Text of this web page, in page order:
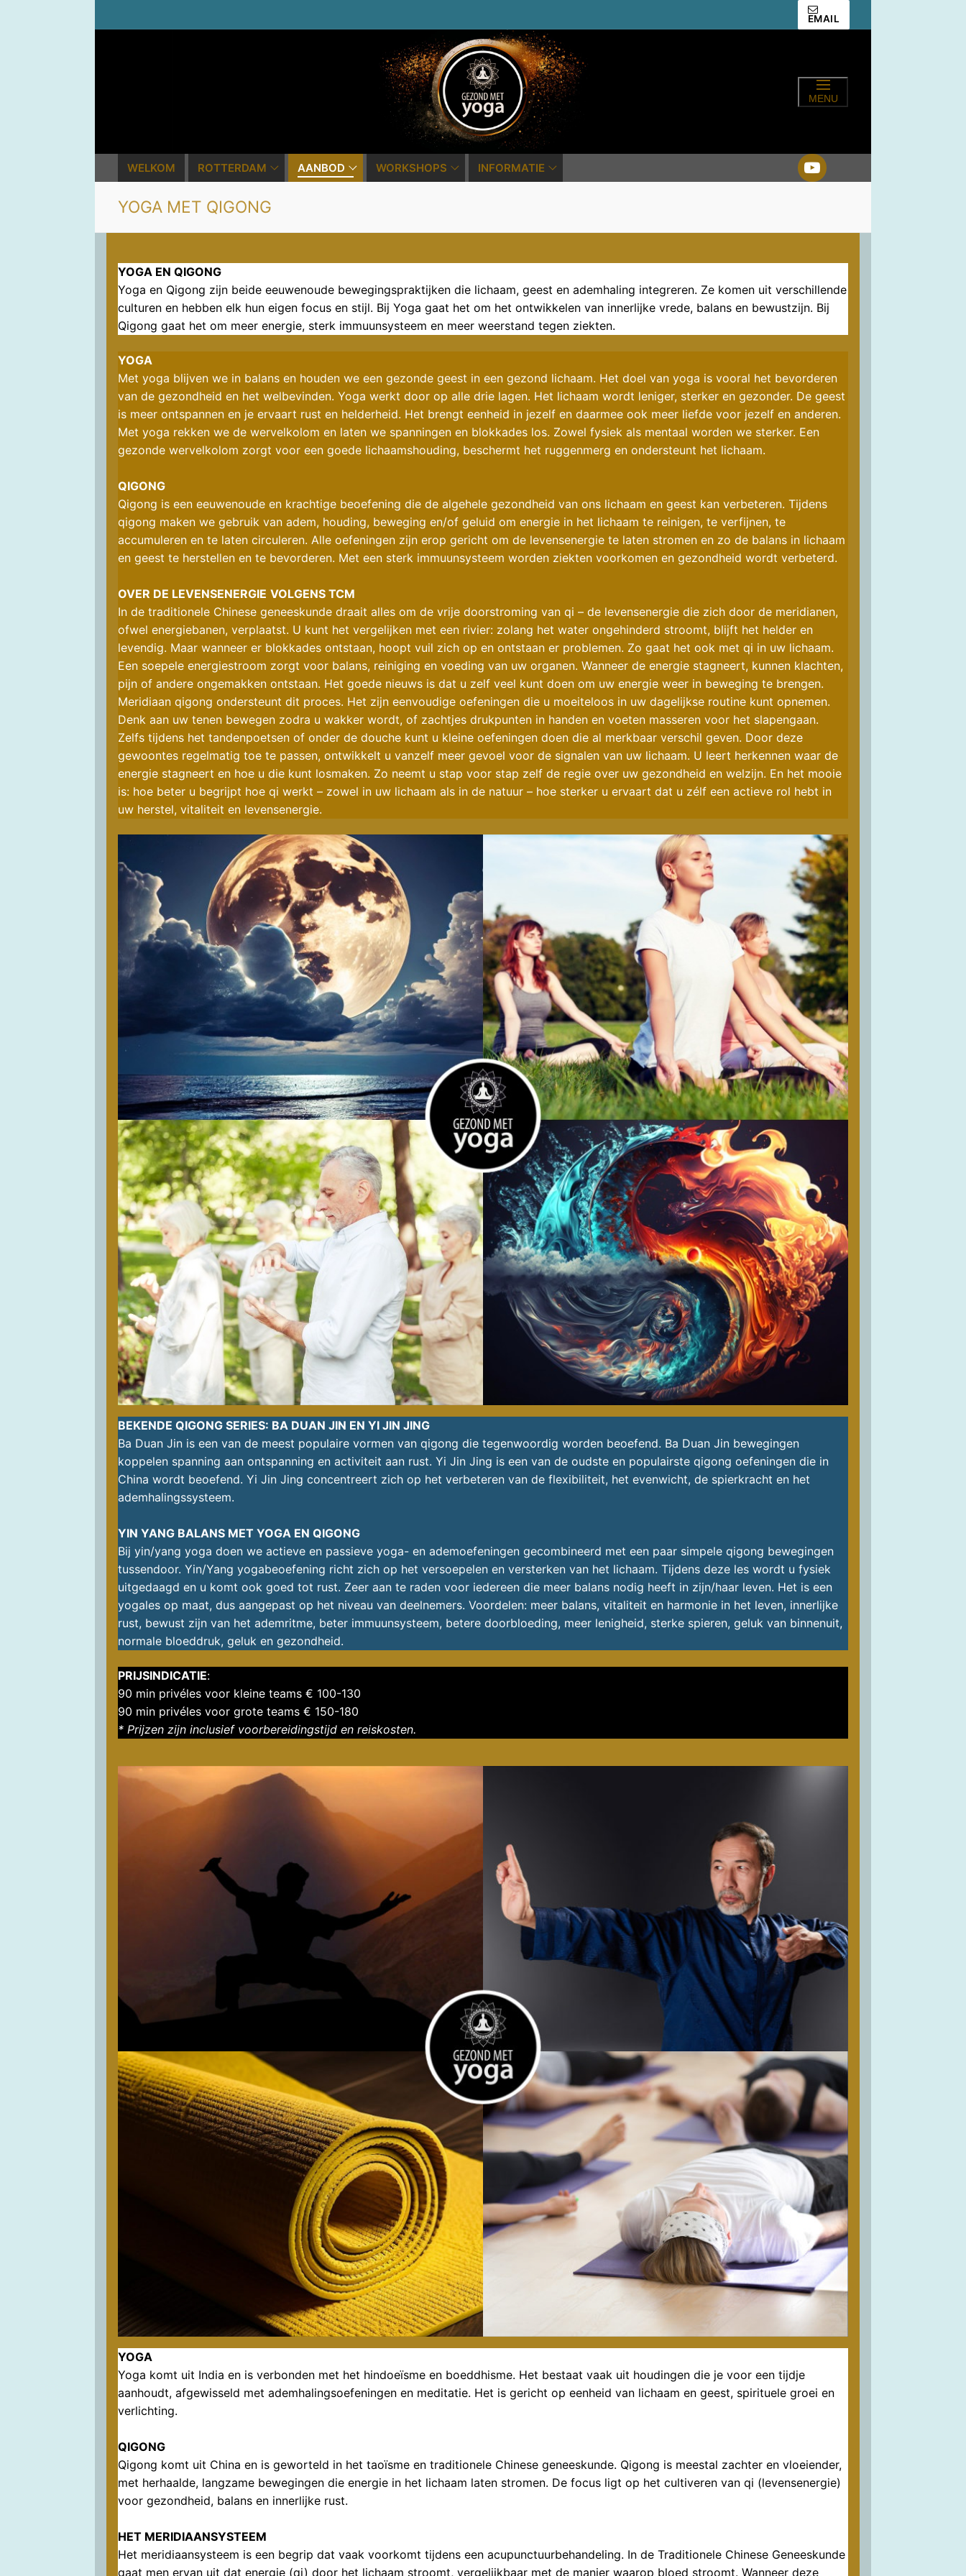
naar
EMAIL
MENU
WELKOM ROTTERDAM AANBOD WORKSHOPS INFORMATIE
YOGA MET QIGONG
YOGA EN QIGONG
Yoga en Qigong zijn beide eeuwenoude bewegingspraktijken die lichaam, geest en ademhaling integreren. Ze komen uit verschillende
culturen en hebben elk hun eigen focus en stijl. Bij Yoga gaat het om het ontwikkelen van innerlijke vrede, balans en bewustzijn. Bij
Qigong gaat het om meer energie, sterk immuunsysteem en meer weerstand tegen ziekten.
YOGA
Met yoga blijven we in balans en houden we een gezonde geest in een gezond lichaam. Het doel van yoga is vooral het bevorderen
van de gezondheid en het welbevinden. Yoga werkt door op alle drie lagen. Het lichaam wordt leniger, sterker en gezonder. De geest
is meer ontspannen en je ervaart rust en helderheid. Het brengt eenheid in jezelf en daarmee ook meer liefde voor jezelf en anderen.
Met yoga rekken we de wervelkolom en laten we spanningen en blokkades los. Zowel fysiek als mentaal worden we sterker. Een
gezonde wervelkolom zorgt voor een goede lichaamshouding, beschermt het ruggenmerg en ondersteunt het lichaam.
QIGONG
Qigong is een eeuwenoude en krachtige beoefening die de algehele gezondheid van ons lichaam en geest kan verbeteren. Tijdens
qigong maken we gebruik van adem, houding, beweging en/of geluid om energie in het lichaam te reinigen, te verfijnen, te
accumuleren en te laten circuleren. Alle oefeningen zijn erop gericht om de levensenergie te laten stromen en zo de balans in lichaam
en geest te herstellen en te bevorderen. Met een sterk immuunsysteem worden ziekten voorkomen en gezondheid wordt verbeterd.
OVER DE LEVENSENERGIE VOLGENS TCM
In de traditionele Chinese geneeskunde draait alles om de vrije doorstroming van qi – de levensenergie die zich door de meridianen,
ofwel energiebanen, verplaatst. U kunt het vergelijken met een rivier: zolang het water ongehinderd stroomt, blijft het helder en
levendig. Maar wanneer er blokkades ontstaan, hoopt vuil zich op en ontstaan er problemen. Zo gaat het ook met qi in uw lichaam.
Een soepele energiestroom zorgt voor balans, reiniging en voeding van uw organen. Wanneer de energie stagneert, kunnen klachten,
pijn of andere ongemakken ontstaan. Het goede nieuws is dat u zelf veel kunt doen om uw energie weer in beweging te brengen.
Meridiaan qigong ondersteunt dit proces. Het zijn eenvoudige oefeningen die u moeiteloos in uw dagelijkse routine kunt opnemen.
Denk aan uw tenen bewegen zodra u wakker wordt, of zachtjes drukpunten in handen en voeten masseren voor het slapengaan.
Zelfs tijdens het tandenpoetsen of onder de douche kunt u kleine oefeningen doen die al merkbaar verschil geven. Door deze
gewoontes regelmatig toe te passen, ontwikkelt u vanzelf meer gevoel voor de signalen van uw lichaam. U leert herkennen waar de
energie stagneert en hoe u die kunt losmaken. Zo neemt u stap voor stap zelf de regie over uw gezondheid en welzijn. En het mooie
is: hoe beter u begrijpt hoe qi werkt – zowel in uw lichaam als in de natuur – hoe sterker u ervaart dat u zélf een actieve rol hebt in
uw herstel, vitaliteit en levensenergie.
BEKENDE QIGONG SERIES: BA DUAN JIN EN YI JIN JING
Ba Duan Jin is een van de meest populaire vormen van qigong die tegenwoordig worden beoefend. Ba Duan Jin bewegingen
koppelen spanning aan ontspanning en activiteit aan rust. Yi Jin Jing is een van de oudste en populairste qigong oefeningen die in
China wordt beoefend. Yi Jin Jing concentreert zich op het verbeteren van de flexibiliteit, het evenwicht, de spierkracht en het
ademhalingssysteem.
YIN YANG BALANS MET YOGA EN QIGONG
Bij yin/yang yoga doen we actieve en passieve yoga- en ademoefeningen gecombineerd met een paar simpele qigong bewegingen
tussendoor. Yin/Yang yogabeoefening richt zich op het versoepelen en versterken van het lichaam. Tijdens deze les wordt u fysiek
uitgedaagd en u komt ook goed tot rust. Zeer aan te raden voor iedereen die meer balans nodig heeft in zijn/haar leven. Het is een
yogales op maat, dus aangepast op het niveau van deelnemers. Voordelen: meer balans, vitaliteit en harmonie in het leven, innerlijke
rust, bewust zijn van het ademritme, beter immuunsysteem, betere doorbloeding, meer lenigheid, sterke spieren, geluk van binnenuit,
normale bloeddruk, geluk en gezondheid.
PRIJSINDICATIE:
90 min privéles voor kleine teams € 100-130
90 min privéles voor grote teams € 150-180
* Prijzen zijn inclusief voorbereidingstijd en reiskosten.
YOGA
Yoga komt uit India en is verbonden met het hindoeïsme en boeddhisme. Het bestaat vaak uit houdingen die je voor een tijdje
aanhoudt, afgewisseld met ademhalingsoefeningen en meditatie. Het is gericht op eenheid van lichaam en geest, spirituele groei en
verlichting.
QIGONG
Qigong komt uit China en is geworteld in het taoïsme en traditionele Chinese geneeskunde. Qigong is meestal zachter en vloeiender,
met herhaalde, langzame bewegingen die energie in het lichaam laten stromen. De focus ligt op het cultiveren van qi (levensenergie)
voor gezondheid, balans en innerlijke rust.
HET MERIDIAANSYSTEEM
Het meridiaansysteem is een begrip dat vaak voorkomt tijdens een acupunctuurbehandeling. In de Traditionele Chinese Geneeskunde
gaat men ervan uit dat energie (qi) door het lichaam stroomt, vergelijkbaar met de manier waarop bloed stroomt. Wanneer deze